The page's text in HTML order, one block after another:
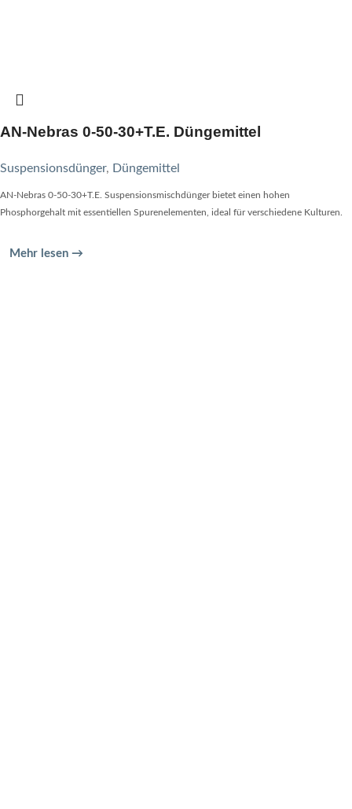
AN-Nebras 0-50-30+T.E. Düngemittel
Suspensionsdünger, Düngemittel
AN-Nebras 0-50-30+T.E. Suspensionsmischdünger bietet einen hohen
Phosphorgehalt mit essentiellen Spurenelementen, ideal für verschiedene Kulturen.
Mehr lesen →